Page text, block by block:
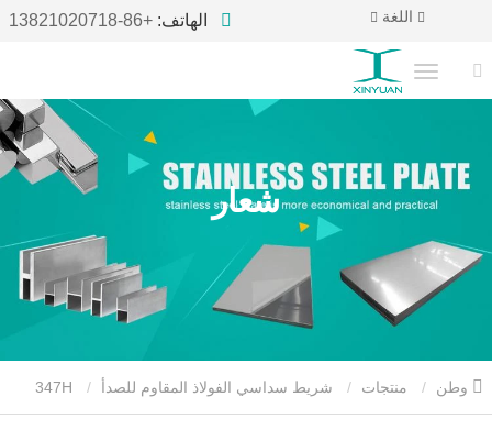
الهاتف: +86-13821020718 اللغة
شعار
منتجات شريط سداسي الفولاذ المقاوم للصدأ 347H